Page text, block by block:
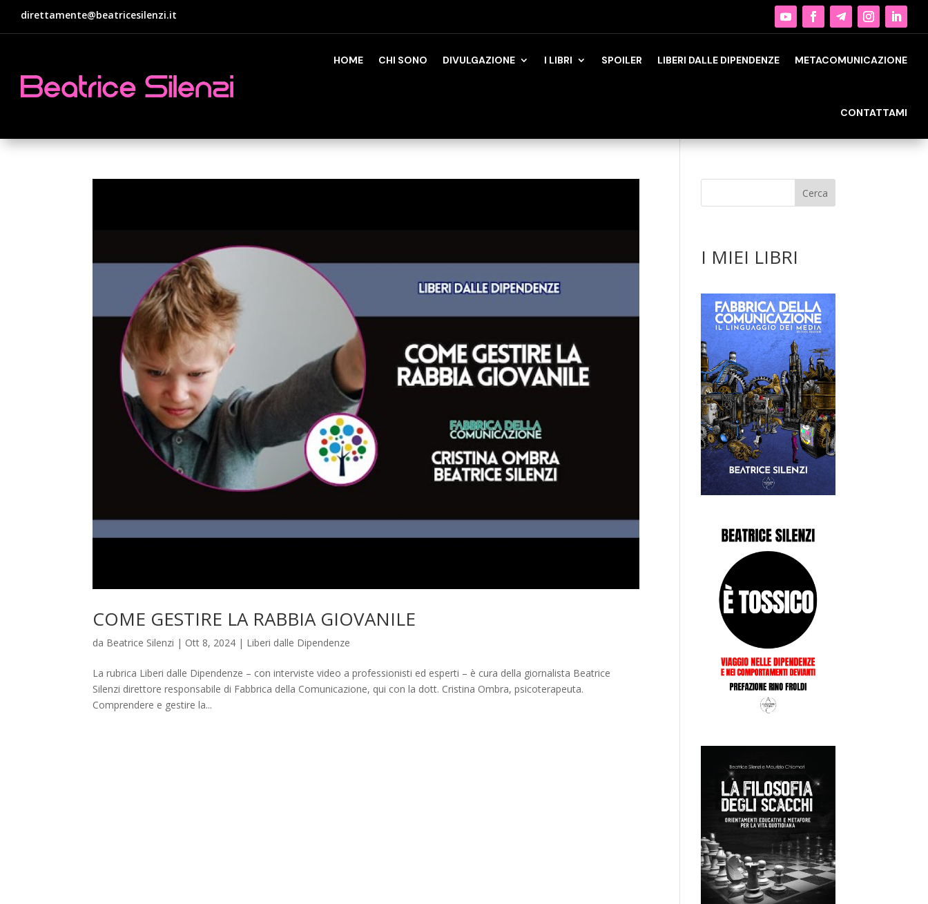
direttamente@beatricesilenzi.it
HOME CHI SONO DIVULGAZIONE I LIBRI SPOILER LIBERI DALLE DIPENDENZE METACOMUNICAZIONE
CONTATTAMI
COME GESTIRE LA RABBIA GIOVANILE
da Beatrice Silenzi | Ott 8, 2024 | Liberi dalle Dipendenze
La rubrica Liberi dalle Dipendenze – con interviste video a professionisti ed esperti – è cura della giornalista Beatrice
Silenzi direttore responsabile di Fabbrica della Comunicazione, qui con la dott. Cristina Ombra, psicoterapeuta.
Comprendere e gestire la...
I MIEI LIBRI